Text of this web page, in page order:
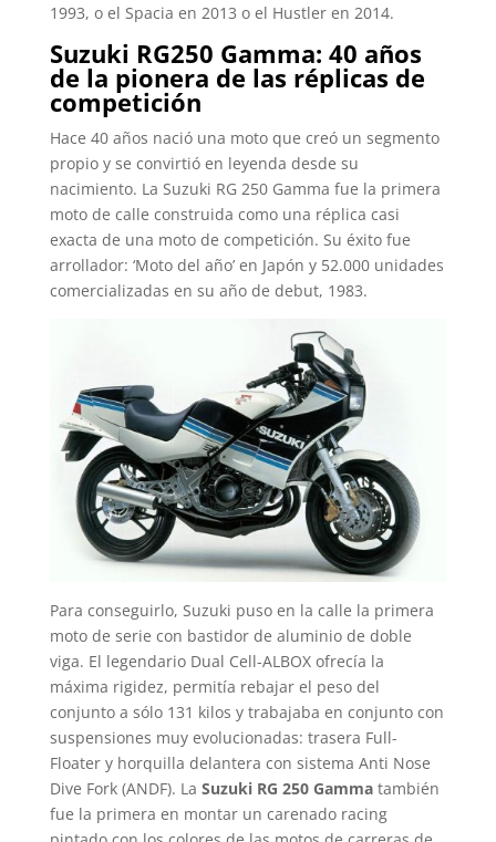
1993, o el Spacia en 2013 o el Hustler en 2014.
Suzuki RG250 Gamma: 40 años
de la pionera de las réplicas de
competición
Hace 40 años nació una moto que creó un segmento
propio y se convirtió en leyenda desde su
nacimiento. La Suzuki RG 250 Gamma fue la primera
moto de calle construida como una réplica casi
exacta de una moto de competición. Su éxito fue
arrollador: ‘Moto del año’ en Japón y 52.000 unidades
comercializadas en su año de debut, 1983.
Para conseguirlo, Suzuki puso en la calle la primera
moto de serie con bastidor de aluminio de doble
viga. El legendario Dual Cell-ALBOX ofrecía la
máxima rigidez, permitía rebajar el peso del
conjunto a sólo 131 kilos y trabajaba en conjunto con
suspensiones muy evolucionadas: trasera Full-
Floater y horquilla delantera con sistema Anti Nose
Dive Fork (ANDF). La Suzuki RG 250 Gammatambién
fue la primera en montar un carenado racing